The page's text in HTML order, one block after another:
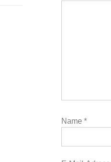
Name *